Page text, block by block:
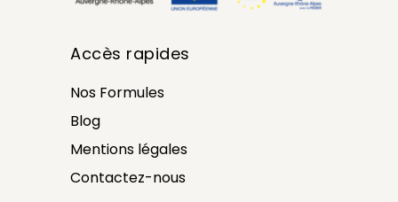
Accès rapides
Nos Formules
Blog
Mentions légales
Contactez-nous